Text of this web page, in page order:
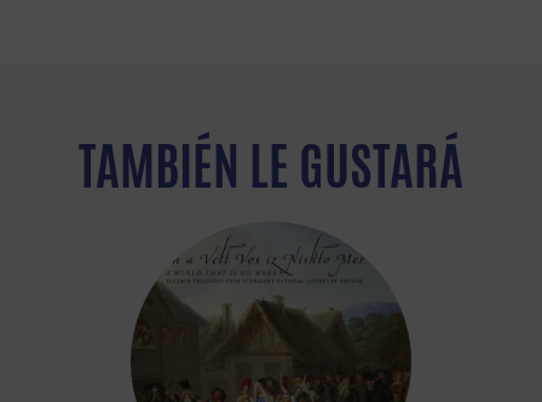
TAMBIÉN LE GUSTARÁ